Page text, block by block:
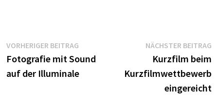
Beitragsnavigation
VORHERIGER BEITRAGVorheriger
Beitrag:
Fotografie mit Sound
auf der Illuminale
NÄCHSTER BEITRAG
Kurzfilm beim
Kurzfilmwettbewerb
eingereicht